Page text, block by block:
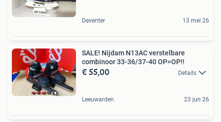
Deventer 13 mei 26
SALE! Nijdam N13AC verstelbare
combinoor 33-36/37-40 OP=OP!!
€ 55,00 Details
Leeuwarden 23 jun 26